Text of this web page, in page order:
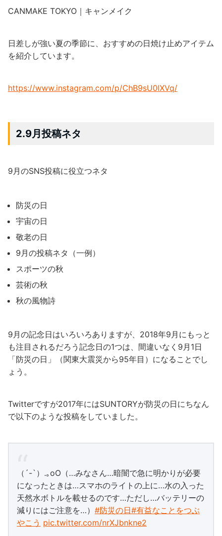
CANMAKE TOKYO｜キャンメイク
日差しが強い夏の季節に、おすすめの日焼け止めアイテム
を紹介しています。
https://www.instagram.com/p/ChB9sU0lXVq/
2.9月投稿ネタ
9月のSNS投稿に役立つネタ
防災の日
宇宙の日
敬老の日
9月の投稿ネタ（一例）
スポーツの秋
芸術の秋
秋の風物詩
9月の記念日はいろいろありますが、2018年9月にもっと
も注目されるだろう記念日の1つは、間違いなく9月1日
「防災の日」（関東大震災から95年目）になることでし
ょう。
Twitterですが2017年にはSUNTORYが防災の日にちなん
で以下のような投稿をしていました。
（´-`）.｡oO（…みなさん…暗闇で急に明かりが必要
になったときは…スマホのライトの上に…水の入った
天然水ボトルを載せるのです…ただし…バッテリーの
減りにはご注意を…） #防災の日#有益なことをつぶ
やこう pic.twitter.com/nrXJbnkne2